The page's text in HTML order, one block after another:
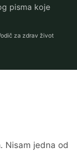
pisma koje
za zdrav život
. Nisam jedna od